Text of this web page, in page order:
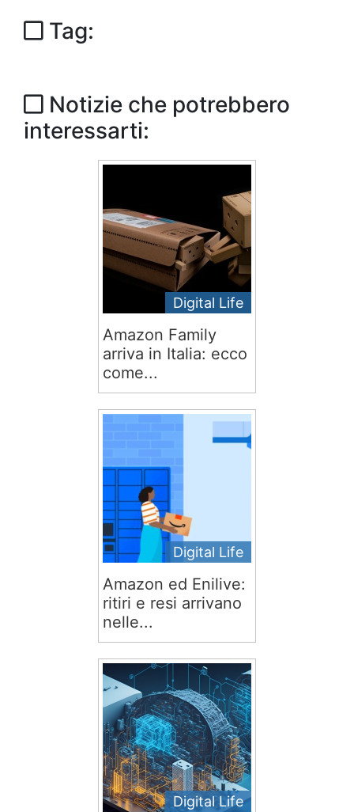
Tag:
Notizie che potrebbero
interessarti:
Digital Life
Amazon Family
arriva in Italia: ecco
come...
Digital Life
Amazon ed Enilive:
ritiri e resi arrivano
nelle...
Digital Life